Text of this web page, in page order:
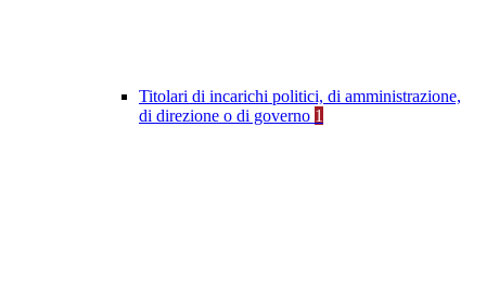
Titolari di incarichi politici, di amministrazione,
di direzione o di governo 1